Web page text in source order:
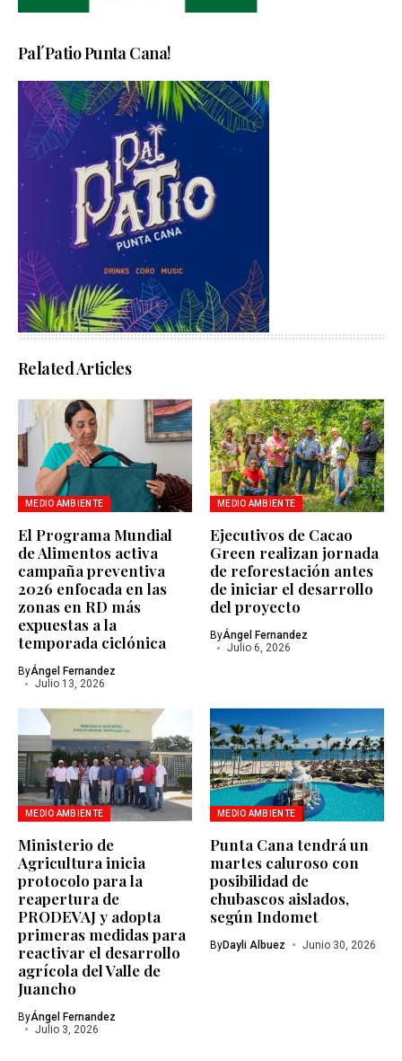
Pal´Patio Punta Cana!
Related Articles
MEDIO AMBIENTE
El Programa Mundial
de Alimentos activa
campaña preventiva
2026 enfocada en las
zonas en RD más
expuestas a la
temporada ciclónica
ByÁngel Fernandez
Julio 13, 2026
MEDIO AMBIENTE
Ejecutivos de Cacao
Green realizan jornada
de reforestación antes
de iniciar el desarrollo
del proyecto
ByÁngel Fernandez
Julio 6, 2026
MEDIO AMBIENTE
Ministerio de
Agricultura inicia
protocolo para la
reapertura de
PRODEVAJ y adopta
primeras medidas para
reactivar el desarrollo
agrícola del Valle de
Juancho
ByÁngel Fernandez
Julio 3, 2026
MEDIO AMBIENTE
Punta Cana tendrá un
martes caluroso con
posibilidad de
chubascos aislados,
según Indomet
ByDayli Albuez Junio 30, 2026